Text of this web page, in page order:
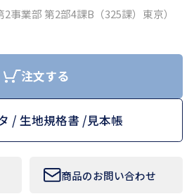
せフォームはこちら
2事業部 第2部4課B（325課）東京）
注文する
/ 生地規格書 /見本帳
商品のお問い合わせ